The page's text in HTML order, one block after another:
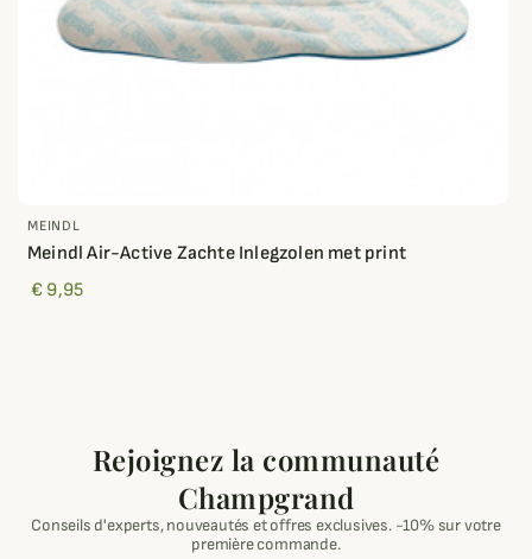
MEINDL
Meindl Air-Active Zachte Inlegzolen met print
€ 9,95
Rejoignez la communauté
Champgrand
Conseils d'experts, nouveautés et offres exclusives. -10% sur votre
première commande.